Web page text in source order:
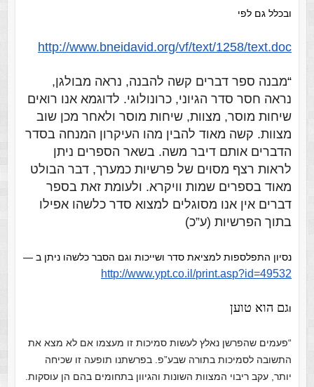
ובכלל גם לפי
http://www.bneidavid.org/vf/text/1258/text.doc
“מבנה ספר דברים קשה להבנה, נראה מבולגן,
נראה חסר סדר הגיוני, כרונולוגי. לדוגמא אנו רואים
שיחות מוסר, מצוות, שיחות מוסר ולאחר מכן שוב
מצוות. קשה מאוד להבין מהו העיקרון המנחה בסדר
הדברים אותם דיבר משה. בשאר הספרים ניתן
לראות רצף מסוים של פרשיות כמערך, דבר הבולט
מאוד בספרים שמות וויקרא. ולעומת זאת בספר
דברים אין אנו מסוגלים למצוא סדר כלשהו אפילו
בתוך הפרשיות (ע”כ)
נסיון התפלספות למציאת סדר ושייכות וגם הסבר כלשהו ניתן ב —
http://www.ypt.co.il/print.asp?id=49532
וגם הוא טוען
“פעמים שהפרשן נאלץ לעשות סמיכות זו מעצמו אם לא מצא את
התשובה לסמיכות בתורה שבע”פ. בפרשתנו תופעה זו שכיחה
יותר, עקב ריבוי המצוות השונות והגיוון בתחומים בהם הן עוסקות.